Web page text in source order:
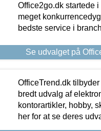
Office2go.dk startede
meget
bedste service i
Se udvalget på
OfficeTrend.dk
bredt udvalg af
kontorartikler, hobby,
her for at se deres